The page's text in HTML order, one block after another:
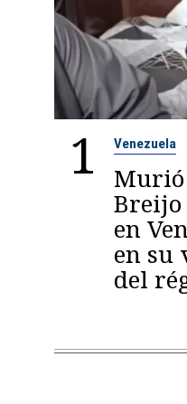
1 Venezuela
Murió
Breijo
en
en su
del